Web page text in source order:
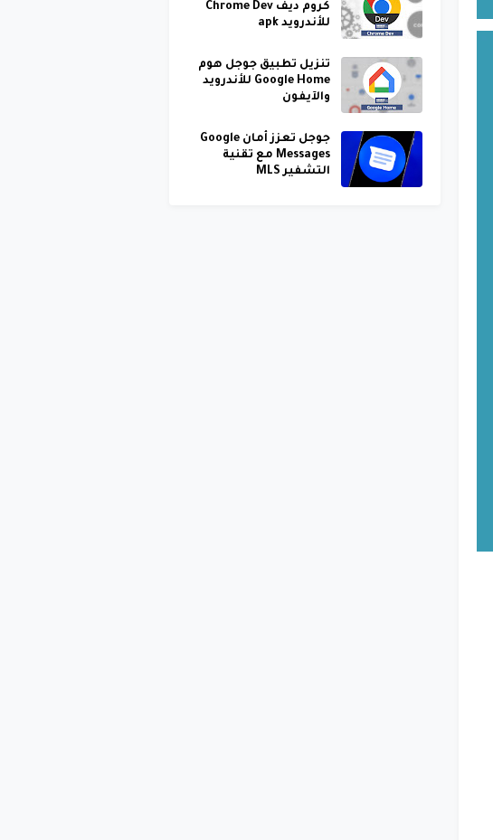
كروم ديف Chrome Dev
للأندرويد apk
تنزيل تطبيق جوجل هوم
Google Home للأندرويد
والآيفون
جوجل تعزز أمان Google
Messages مع تقنية
التشفير MLS